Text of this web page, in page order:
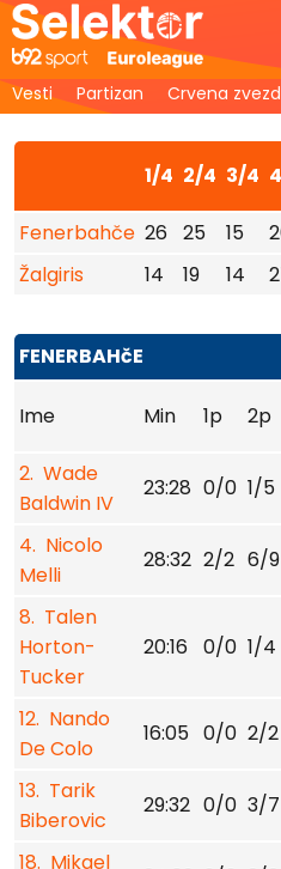
Vesti Partizan Crvena
1/4 2/4 3/4
Fenerbahče 26 25 15
Žalgiris
14 19 14
FENERBAHčE
Ime Min 1p 2p
2. Wade
Baldwin IV
23:28 0/0 1/5
4. Nicolo
Melli
28:32 2/2 6/9
8. Talen
Horton-
Tucker
20:16 0/0 1/4
12. Nando
De Colo
16:05 0/0 2/2
13. Tarik
Biberovic
29:32 0/0 3/7
18. Mikael